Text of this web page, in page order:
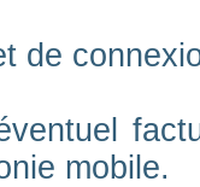
de
mobile.